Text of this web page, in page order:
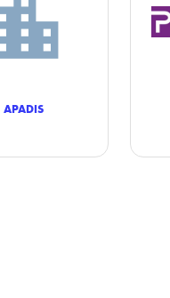
APADIS